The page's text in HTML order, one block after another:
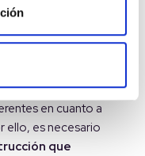
forma rápida y
estándares
es distinto, y
en cuanto a
ello, es necesario
que